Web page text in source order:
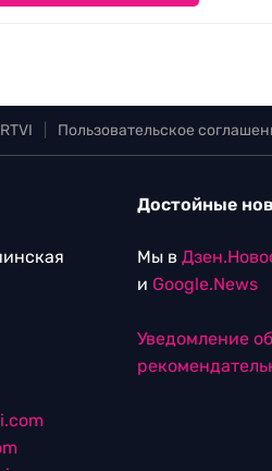
Пользовательское
Достойные
Мы в
и Google.News
Уведомление